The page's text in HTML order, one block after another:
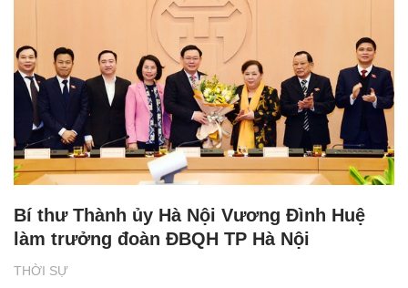
THỜI SỰ
Bí thư Thành ủy Hà Nội Vương Đình Huệ
làm trưởng đoàn ĐBQH TP Hà Nội